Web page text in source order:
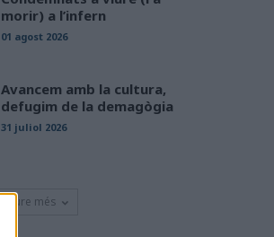
morir) a l’infern
01 agost 2026
Avancem amb la cultura,
defugim de la demagògia
31 juliol 2026
Veure més